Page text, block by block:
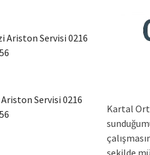
Kartal
şekilde
Ariston Servisi 0216
Ariston Servisi 0216